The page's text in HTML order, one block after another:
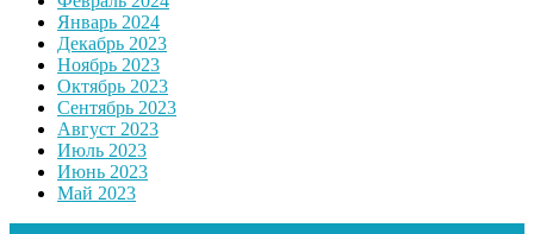
Январь 2024
Декабрь 2023
Ноябрь 2023
Октябрь 2023
Сентябрь 2023
Август 2023
Июль 2023
Июнь 2023
Май 2023